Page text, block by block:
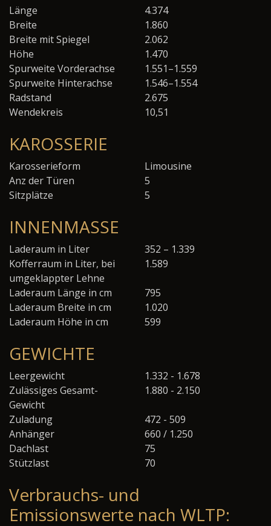
Länge
4.374
Breite
1.860
Breite mit Spiegel
2.062
Höhe
1.470
Spurweite Vorderachse
1.551–1.559
Spurweite Hinterachse
1.546–1.554
Radstand
2.675
Wendekreis
10,51
KAROSSERIE
Karosserieform
Limousine
Anz der Türen
5
Sitzplätze
5
INNENMASSE
Laderaum in Liter
352 – 1.339
Kofferraum in Liter, bei
umgeklappter Lehne
1.589
Laderaum Länge in cm
795
Laderaum Breite in cm
1.020
Laderaum Höhe in cm
599
GEWICHTE
Leergewicht
1.332 - 1.678
Zulässiges Gesamt-
Gewicht
1.880 - 2.150
Zuladung
472 - 509
Anhänger
660 / 1.250
Dachlast
75
Stützlast
70
Verbrauchs- und
Emissionswerte nach WLTP: